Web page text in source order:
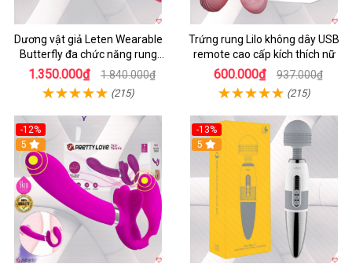
Dương vật giả Leten Wearable
Butterfly đa chức năng rung
mạnh điều khiển app bluetooth
1.350.000₫ 1.840.000₫
(215)
Trứng rung Lilo không dây USB
remote cao cấp kích thích nữ
600.000₫ 937.000₫
(215)
-12%
5
-13%
5